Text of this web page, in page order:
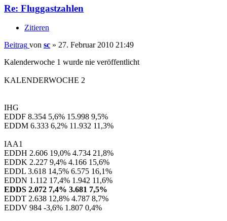
Re: Fluggastzahlen
Zitieren
Beitrag von sc » 27. Februar 2010 21:49
Kalenderwoche 1 wurde nie veröffentlicht
KALENDERWOCHE 2
IHG
EDDF 8.354 5,6% 15.998 9,5%
EDDM 6.333 6,2% 11.932 11,3%
IAA1
EDDH 2.606 19,0% 4.734 21,8%
EDDK 2.227 9,4% 4.166 15,6%
EDDL 3.618 14,5% 6.575 16,1%
EDDN 1.112 17,4% 1.942 11,6%
EDDS 2.072 7,4% 3.681 7,5%
EDDT 2.638 12,8% 4.787 8,7%
EDDV 984 -3,6% 1.807 0,4%